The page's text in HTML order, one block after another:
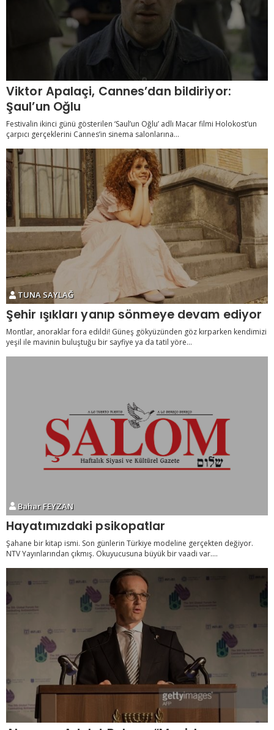
Viktor Apalaçi, Cannes’dan bildiriyor:
Şaul’un Oğlu
Festivalin ikinci günü gösterilen ‘Saul’un Oğlu’ adlı Macar filmi Holokost’un
çarpıcı gerçeklerini Cannes’in sinema salonlarına...
TUNA SAYLAĞ
Şehir ışıkları yanıp sönmeye devam ediyor
Montlar, anoraklar fora edildi! Güneş gökyüzünden göz kırparken kendimizi
yeşil ile mavinin buluştuğu bir sayfiye ya da tatil yöre...
Bahar FEYZAN
Hayatımızdaki psikopatlar
Şahane bir kitap ismi. Son günlerin Türkiye modeline gerçekten değiyor.
NTV Yayınlarından çıkmış. Okuyucusuna büyük bir vaadi var....